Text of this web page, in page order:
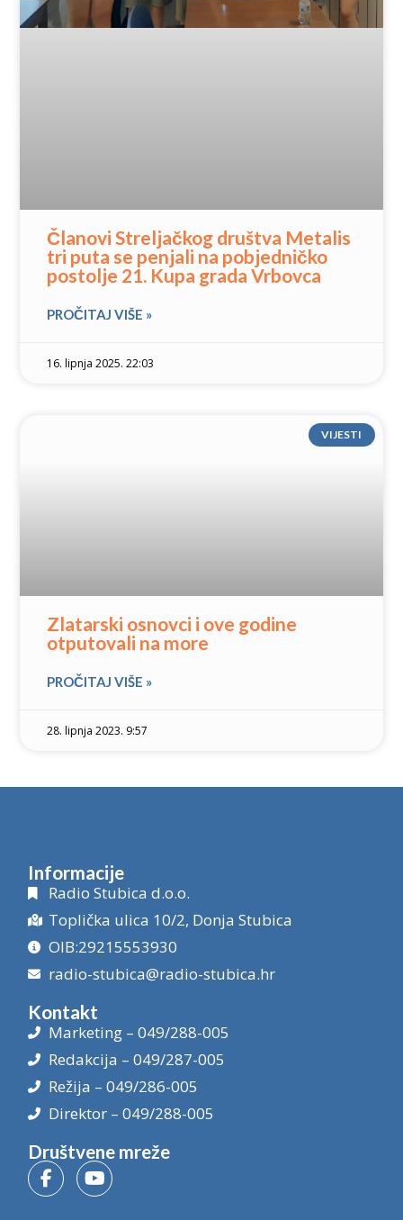
Članovi Streljačkog društva Metalis
tri puta se penjali na pobjedničko
postolje 21. Kupa grada Vrbovca
PROČITAJ VIŠE »
16. lipnja 2025. 22:03
VIJESTI
Zlatarski osnovci i ove godine
otputovali na more
PROČITAJ VIŠE »
28. lipnja 2023. 9:57
Informacije
Radio Stubica d.o.o.
Toplička ulica 10/2, Donja Stubica
OIB:29215553930
radio-stubica@radio-stubica.hr
Kontakt
Marketing – 049/288-005
Redakcija – 049/287-005
Režija – 049/286-005
Direktor – 049/288-005
Društvene mreže